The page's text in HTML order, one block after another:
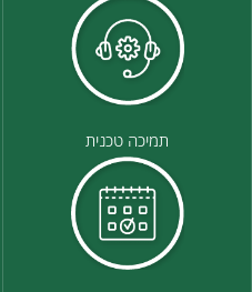
תמיכה טכנית